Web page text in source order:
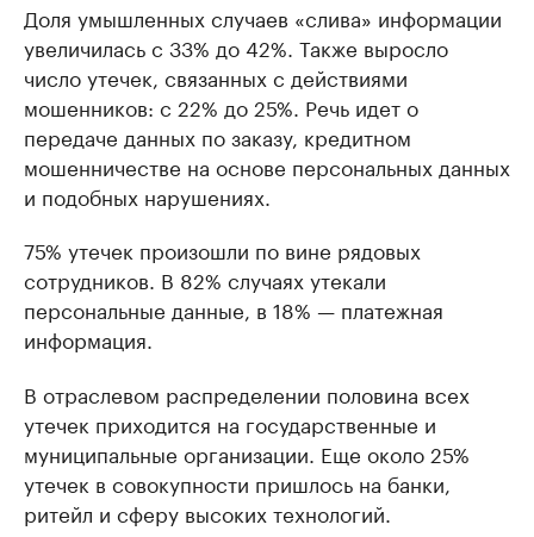
Доля умышленных случаев «слива» информации
увеличилась с 33% до 42%. Также выросло
число утечек, связанных с действиями
мошенников: с 22% до 25%. Речь идет о
передаче данных по заказу, кредитном
мошенничестве на основе персональных данных
и подобных нарушениях.
75% утечек произошли по вине рядовых
сотрудников. В 82% случаях утекали
персональные данные, в 18% — платежная
информация.
В отраслевом распределении половина всех
утечек приходится на государственные и
муниципальные организации. Еще около 25%
утечек в совокупности пришлось на банки,
ритейл и сферу высоких технологий.